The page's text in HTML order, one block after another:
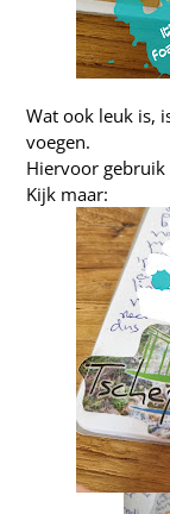
Wat ook leuk is,
voegen.
Hiervoor
Kijk maar: